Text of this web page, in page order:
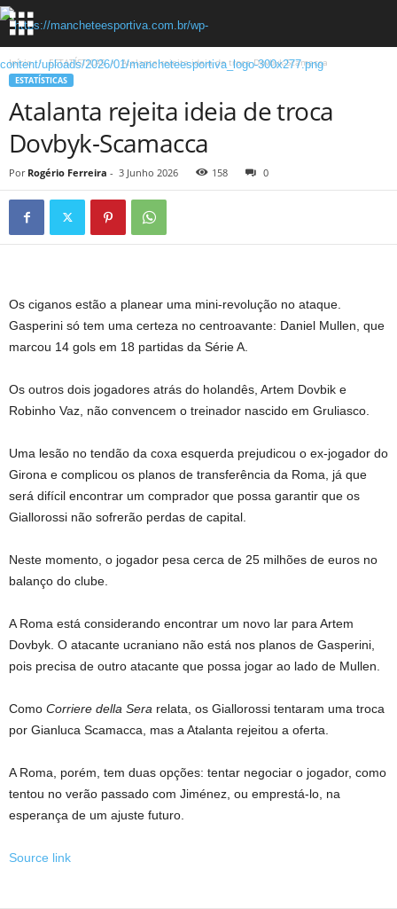
Início ESTATÍSTICAS Atalanta rejeita ideia de troca Dovbyk-Scamacca
ESTATÍSTICAS
Atalanta rejeita ideia de troca
Dovbyk-Scamacca
Por Rogério Ferreira - 3 Junho 2026 158 0
Os ciganos estão a planear uma mini-revolução no ataque.
Gasperini só tem uma certeza no centroavante: Daniel Mullen, que
marcou 14 gols em 18 partidas da Série A.
Os outros dois jogadores atrás do holandês, Artem Dovbik e
Robinho Vaz, não convencem o treinador nascido em Gruliasco.
Uma lesão no tendão da coxa esquerda prejudicou o ex-jogador do
Girona e complicou os planos de transferência da Roma, já que
será difícil encontrar um comprador que possa garantir que os
Giallorossi não sofrerão perdas de capital.
Neste momento, o jogador pesa cerca de 25 milhões de euros no
balanço do clube.
A Roma está considerando encontrar um novo lar para Artem
Dovbyk. O atacante ucraniano não está nos planos de Gasperini,
pois precisa de outro atacante que possa jogar ao lado de Mullen.
Como Corriere della Sera relata, os Giallorossi tentaram uma troca
por Gianluca Scamacca, mas a Atalanta rejeitou a oferta.
A Roma, porém, tem duas opções: tentar negociar o jogador, como
tentou no verão passado com Jiménez, ou emprestá-lo, na
esperança de um ajuste futuro.
Source link